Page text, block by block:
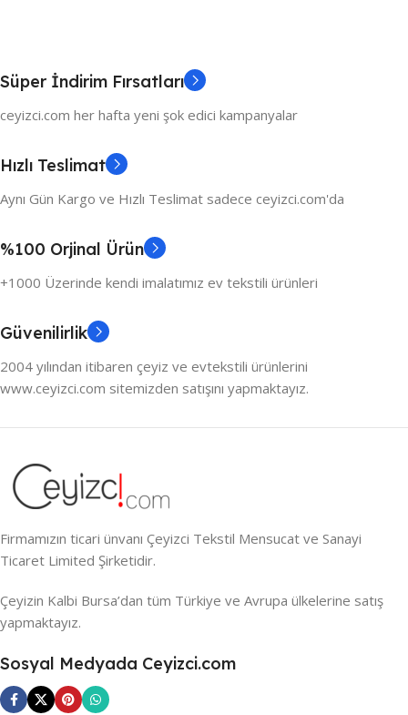
Süper İndirim Fırsatları
ceyizci.com her hafta yeni şok edici kampanyalar
Hızlı Teslimat
Aynı Gün Kargo ve Hızlı Teslimat sadece ceyizci.com'da
%100 Orjinal Ürün
+1000 Üzerinde kendi imalatımız ev tekstili ürünleri
Güvenilirlik
2004 yılından itibaren çeyiz ve evtekstili ürünlerini
www.ceyizci.com sitemizden satışını yapmaktayız.
Firmamızın ticari ünvanı Çeyizci Tekstil Mensucat ve Sanayi
Ticaret Limited Şirketidir.
Çeyizin Kalbi Bursa’dan tüm Türkiye ve Avrupa ülkelerine satış
yapmaktayız.
Sosyal Medyada Ceyizci.com